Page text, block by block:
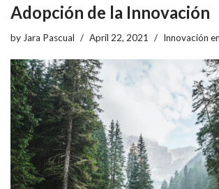
Adopción de la Innovación
by Jara Pascual April 22, 2021 Innovación